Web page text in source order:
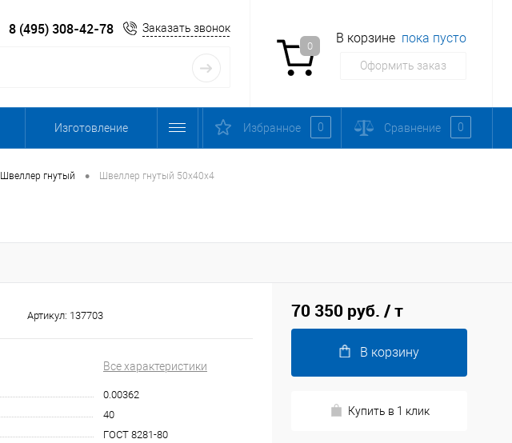
8 (495) 308-42-78 Заказать звонок
0
В корзине пока пусто
Оформить заказ
Изготовление Избранное 0 Сравнение 0
Швеллер гнутый • Швеллер гнутый 50х40х4
Артикул: 137703
Все характеристики
0.00362
40
ГОСТ 8281-80
70 350 руб. / т
В корзину
Купить в 1 клик